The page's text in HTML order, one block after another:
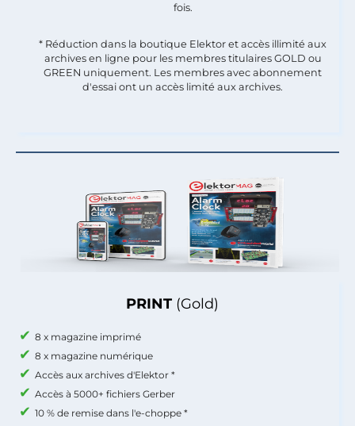
PRINT (Gold)
8 x magazine imprimé
8 x magazine numérique
Accès aux archives d'Elektor *
Accès à 5000+ fichiers Gerber
10 % de remise dans l'e-choppe *
fois.​
* Réduction dans la boutique Elektor et accès illimité aux
archives en ligne pour les membres titulaires GOLD ou
GREEN uniquement. Les membres avec abonnement
d'essai ont un accès limité aux archives.